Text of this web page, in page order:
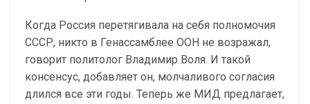
Когда Россия перетягивала на себя полномочия
СССР, никто в Генассамблее ООН не возражал,
говорит политолог Владимир Воля. И такой
консенсус, добавляет он, молчаливого согласия
длился все эти годы. Теперь же МИД предлагает,